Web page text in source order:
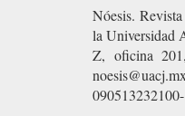
Nóesis.
la Universidad
Z, oficina